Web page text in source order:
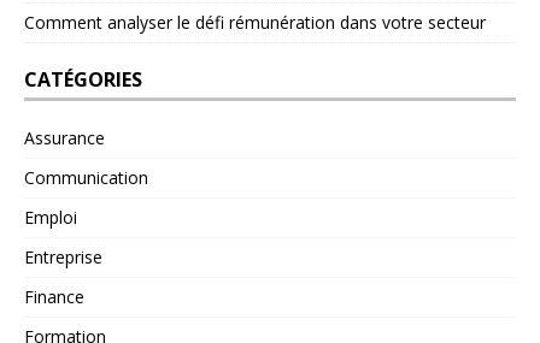
Comment analyser le défi rémunération dans votre secteur
CATÉGORIES
Assurance
Communication
Emploi
Entreprise
Finance
Formation